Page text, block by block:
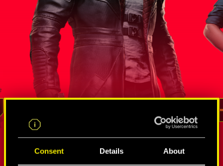
Consent Details About
間諜和竄網使的錯綜網絡
索羅門．
蟄伏狗命